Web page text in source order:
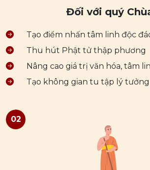
Đối với quý
Tạo điểm nhấn tâm linh độc
Thu hút Phật tử thập phương
Nâng cao giá trị văn hóa, tâm
Tạo không gian tu tập lý tưởng
02